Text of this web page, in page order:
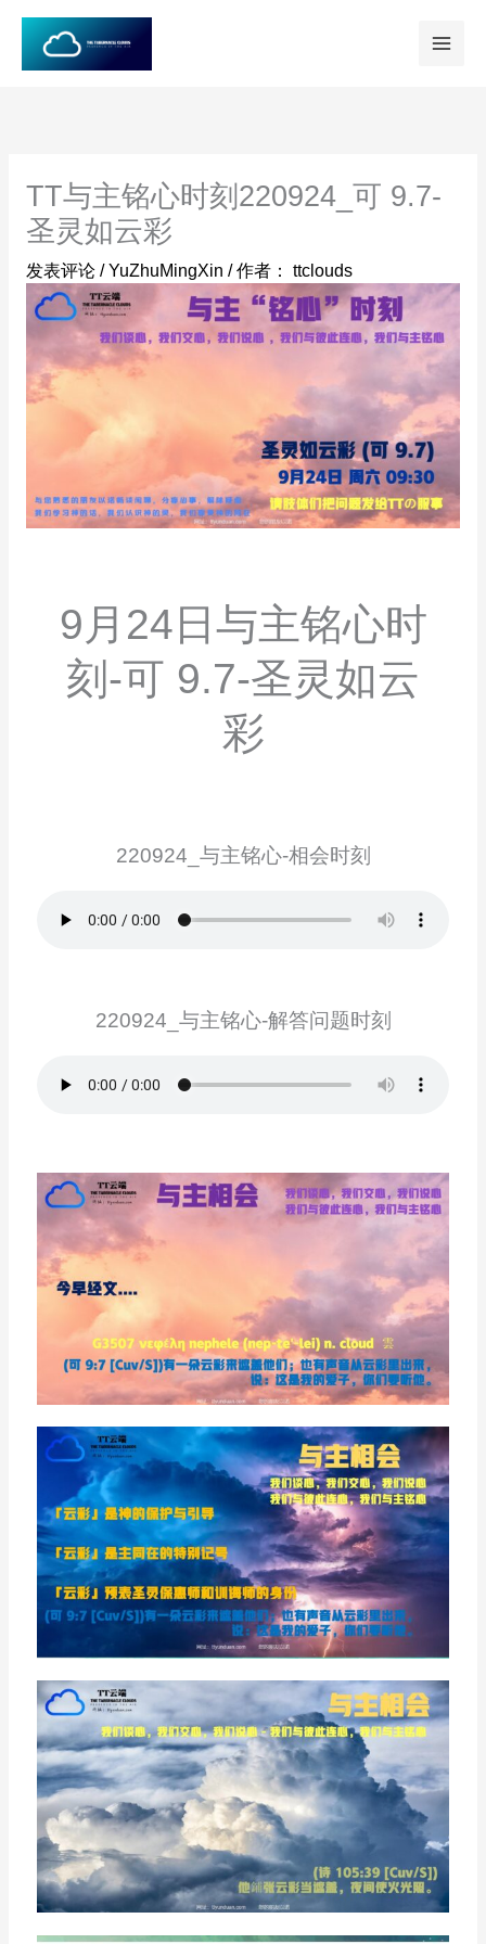
TT与主铭心时刻220924_可 9.7-
圣灵如云彩
发表评论 / YuZhuMingXin / 作者： ttclouds
9月24日与主铭心时
刻-可 9.7-圣灵如云
彩
220924_与主铭心-相会时刻
220924_与主铭心-解答问题时刻